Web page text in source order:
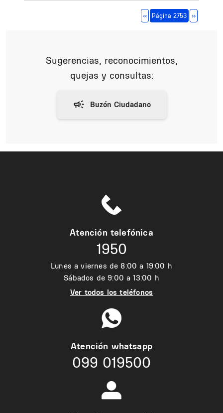
Página anterior
‹‹ Página 2753 Siguiente
››
Sugerencias, reconocimientos,
quejas y consultas:
Atención telefónica
1950
Lunes a viernes de 8:00 a 19:00 h
Sábados de 9:00 a 13:00 h
Ver todos los teléfonos
Atención whatsapp
099 019500